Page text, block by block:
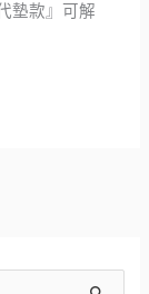
墊款』可解